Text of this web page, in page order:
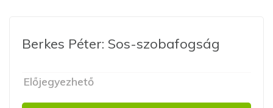
Berkes Péter: Sos-szobafogság
Előjegyezhető